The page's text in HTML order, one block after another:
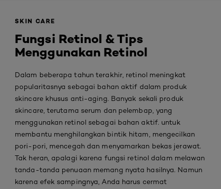
SKIN CARE
Fungsi Retinol & Tips
Menggunakan Retinol
Dalam beberapa tahun terakhir, retinol meningkat
popularitasnya sebagai bahan aktif dalam produk
skincare khusus anti-aging. Banyak sekali produk
skincare, terutama serum dan pelembap, yang
menggunakan retinol sebagai bahan aktif. untuk
membantu menghilangkan bintik hitam, mengecilkan
pori-pori, mencegah dan menyamarkan bekas jerawat.
Tak heran, apalagi karena fungsi retinol dalam melawan
tanda-tanda penuaan memang nyata hasilnya. Namun
karena efek sampingnya, Anda harus cermat